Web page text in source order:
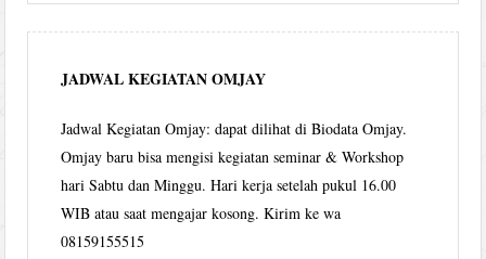
JADWAL KEGIATAN OMJAY
Jadwal Kegiatan Omjay: dapat dilihat di Biodata Omjay.
Omjay baru bisa mengisi kegiatan seminar & Workshop
hari Sabtu dan Minggu. Hari kerja setelah pukul 16.00
WIB atau saat mengajar kosong. Kirim ke wa
08159155515